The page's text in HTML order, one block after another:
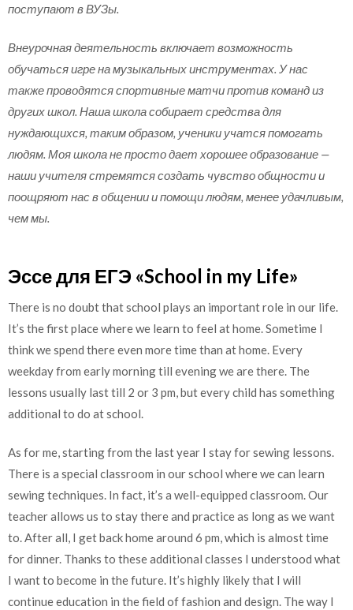
поступают в ВУЗы.
Внеурочная деятельность включает возможность
обучаться игре на музыкальных инструментах. У нас
также проводятся спортивные матчи против команд из
других школ. Наша школа собирает средства для
нуждающихся, таким образом, ученики учатся помогать
людям. Моя школа не просто дает хорошее образование —
наши учителя стремятся создать чувство общности и
поощряют нас в общении и помощи людям, менее удачливым,
чем мы.
Эссе для ЕГЭ «School in my Life»
There is no doubt that school plays an important role in our life.
It’s the first place where we learn to feel at home. Sometime I
think we spend there even more time than at home. Every
weekday from early morning till evening we are there. The
lessons usually last till 2 or 3 pm, but every child has something
additional to do at school.
As for me, starting from the last year I stay for sewing lessons.
There is a special classroom in our school where we can learn
sewing techniques. In fact, it’s a well-equipped classroom. Our
teacher allows us to stay there and practice as long as we want
to. After all, I get back home around 6 pm, which is almost time
for dinner. Thanks to these additional classes I understood what
I want to become in the future. It’s highly likely that I will
continue education in the field of fashion and design. The way I